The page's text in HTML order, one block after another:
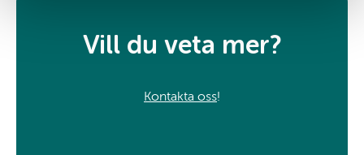
Vill du veta mer?
Kontakta oss!